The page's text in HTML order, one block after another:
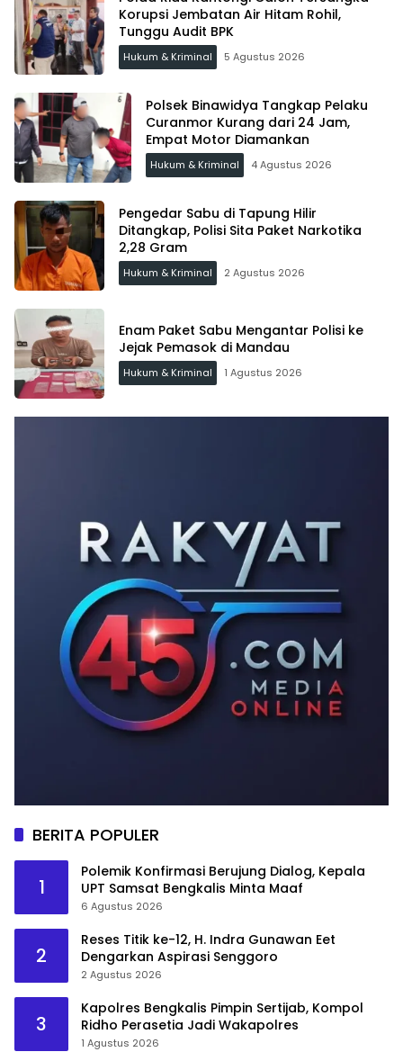
Korupsi Jembatan Air Hitam Rohil,
Tunggu Audit BPK
Hukum & Kriminal 5 Agustus 2026
Polsek Binawidya Tangkap Pelaku
Curanmor Kurang dari 24 Jam,
Empat Motor Diamankan
Hukum & Kriminal 4 Agustus 2026
Pengedar Sabu di Tapung Hilir
Ditangkap, Polisi Sita Paket Narkotika
2,28 Gram
Hukum & Kriminal 2 Agustus 2026
Enam Paket Sabu Mengantar Polisi ke
Jejak Pemasok di Mandau
Hukum & Kriminal 1 Agustus 2026
BERITA POPULER
1
Polemik Konfirmasi Berujung Dialog, Kepala
UPT Samsat Bengkalis Minta Maaf
6 Agustus 2026
2
Reses Titik ke-12, H. Indra Gunawan Eet
Dengarkan Aspirasi Senggoro
2 Agustus 2026
3
Kapolres Bengkalis Pimpin Sertijab, Kompol
Ridho Perasetia Jadi Wakapolres
1 Agustus 2026